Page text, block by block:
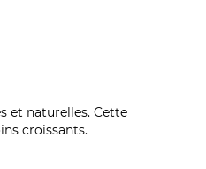
et naturelles. Cette
croissants.